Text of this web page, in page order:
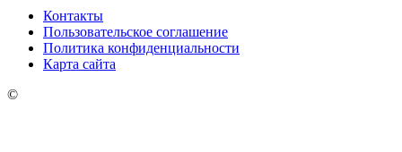
Контакты
Пользовательское соглашение
Политика конфиденциальности
Карта сайта
©